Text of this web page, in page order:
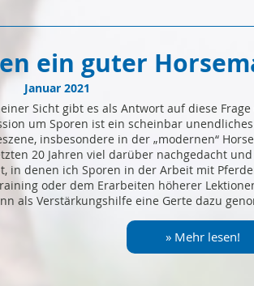
ein guter
Januar 2021
Sicht gibt es als Antwort auf diese Frage
um Sporen ist ein scheinbar
insbesondere in der „modernen“
20 Jahren viel darüber nachgedacht
in denen ich Sporen in der Arbeit mit
oder dem Erarbeiten höherer
als Verstärkungshilfe eine Gerte dazu
» Mehr lesen!